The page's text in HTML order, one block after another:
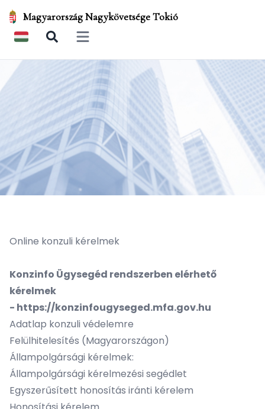
Magyarország Nagykövetsége Tokió
Open main menu
Online konzuli kérelmek
Konzinfo Ügysegéd rendszerben elérhető
kérelmek
- https://konzinfougyseged.mfa.gov.hu
Adatlap konzuli védelemre
Felülhitelesítés (Magyarországon)
Állampolgársági kérelmek:
Állampolgársági kérelmezési segédlet
Egyszerűsített honosítás iránti kérelem